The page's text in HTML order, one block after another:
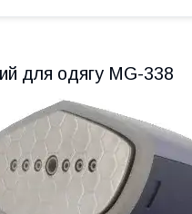
для одягу MG-338